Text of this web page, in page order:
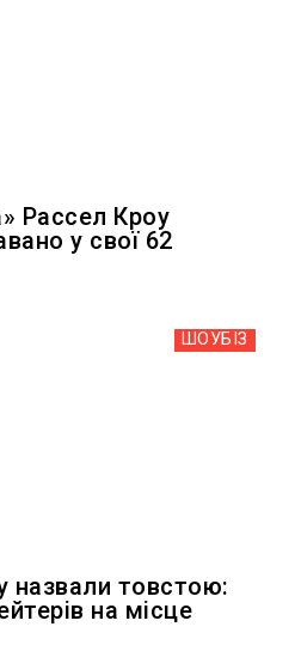
Рассел Кроу
у свої 62
ШОУБIЗ
назвали товстою:
на місце